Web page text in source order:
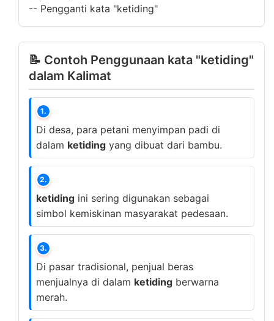
-- Pengganti kata "ketiding"
📝 Contoh Penggunaan kata "ketiding"
dalam Kalimat
1.
Di desa, para petani menyimpan padi di
dalam ketiding yang dibuat dari bambu.
2.
ketiding ini sering digunakan sebagai
simbol kemiskinan masyarakat pedesaan.
3.
Di pasar tradisional, penjual beras
menjualnya di dalam ketiding berwarna
merah.